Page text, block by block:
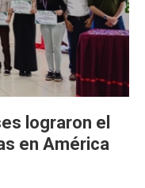
lograron el
en América